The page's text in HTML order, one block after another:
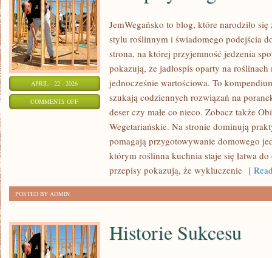
APRIL - 22 - 2026
COMMENTS OFFON
WEGAŃSKIE
JemWegańsko to blog, które narodziło
stylu roślinnym i świadomego podejścia
strona, na której przyjemność jedzenia
pokazują, że jadłospis oparty na
jednocześnie wartościowa. To
szukają codziennych rozwiązań na
deser czy małe co nieco. Zobacz także
Wegetariańskie. Na stronie dominują
pomagają przygotowywanie domowego
którym roślinna kuchnia staje się łatwa
przepisy pokazują, że wykluczenie [
POSTED BY ADMIN
Historie Sukcesu